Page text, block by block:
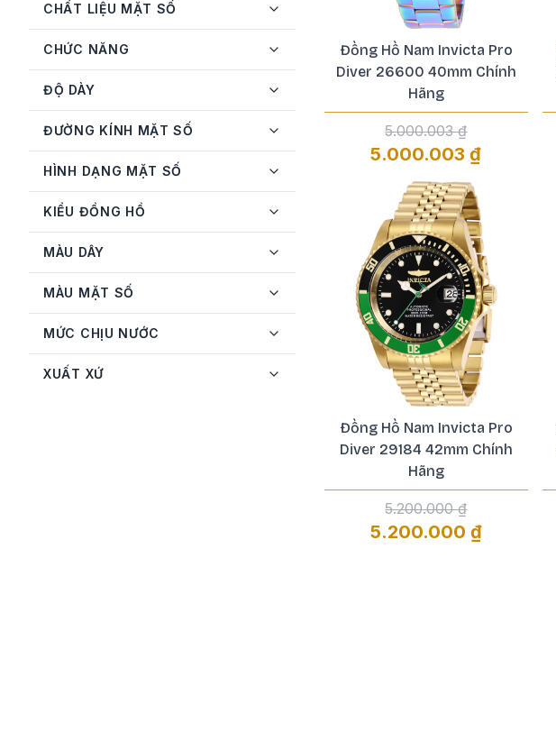
Longines
MATHEY-TISSOT
Mido 2
Olym Pianus
Orient
Philipp Plein 1
Raymond Weil
Salvatore Ferragamo
Seiko
CHẤT LIỆU MẶT SỐ
CHỨC NĂNG
ĐỘ DÀY
ĐƯỜNG KÍNH MẶT SỐ
HÌNH DẠNG MẶT SỐ
KIỂU ĐỒNG HỒ
MÀU DÂY
MÀU MẶT SỐ
MỨC CHỊU NƯỚC
XUẤT XỨ
Đồng Hồ Nam Invicta Pro
Diver 26600 40mm Chính
Hãng
5.000.003 ₫
5.000.003 ₫
Đồng Hồ Nam Invicta Pro
Diver 29184 42mm Chính
Hãng
5.200.000 ₫
5.200.000 ₫